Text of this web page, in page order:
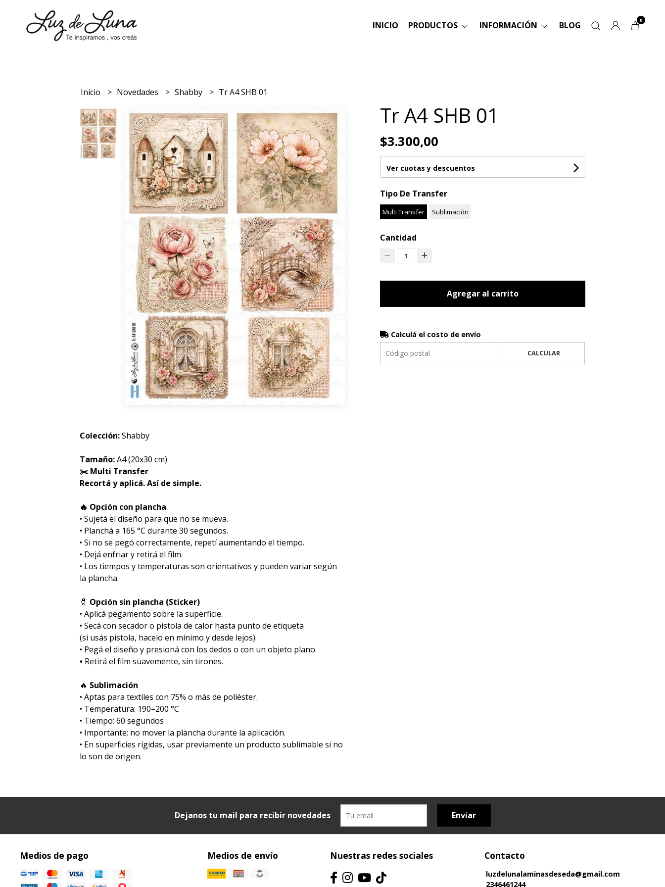
INICIO PRODUCTOS INFORMACIÓN BLOG 0
Inicio Novedades Shabby Tr A4 SHB 01
Colección:Shabby
Tamaño:A4 (20x30 cm)
✂️ Multi Transfer
Recortá y aplicá. Así de simple.
🔥 Opción con plancha
• Sujetá el diseño para que no se mueva.
• Planchá a 165 °C durante 30 segundos.
• Si no se pegó correctamente, repetí aumentando el tiempo.
• Dejá enfriar y retirá el film.
• Los tiempos y temperaturas son orientativos y pueden variar según
la plancha.
🧷 Opción sin plancha (Sticker)
• Aplicá pegamento sobre la superficie.
• Secá con secador o pistola de calor hasta punto de etiqueta
(si usás pistola, hacelo en mínimo y desde lejos).
• Pegá el diseño y presioná con los dedos o con un objeto plano.
• Retirá el film suavemente, sin tirones.
🔥 Sublimación
•⁠ ⁠Aptas para textiles con 75% o más de poliéster.
•⁠ ⁠Temperatura: 190–200 °C
•⁠ ⁠Tiempo: 60 segundos
•⁠ ⁠Importante: no mover la plancha durante la aplicación.
•⁠ ⁠En superficies rígidas, usar previamente un producto sublimable si no
lo son de origen.
Tr A4 SHB 01
$3.300,00
Ver cuotas y descuentos
Tipo De Transfer
Multi Transfer Sublimación
Cantidad
1
Agregar al carrito
Calculá el costo de envío
CALCULAR
Dejanos tu mail para recibir novedades Enviar
Medios de pago Medios de envío Nuestras redes sociales Contacto
luzdelunalaminasdeseda@gmail.com
2346461244